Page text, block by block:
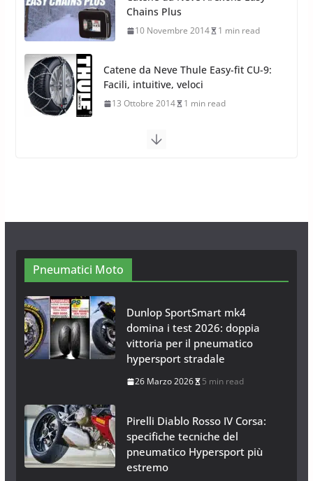
Facili, intuitive, veloci
13 Ottobre 2014 1 min read
Calze da Neve Arexocks by
Arexons
26 Ottobre 2013 1 min read
Calze da Neve per Auto 2025:
26 Gennaio 2017
Pneumatici Moto
Dunlop SportSmart mk4
domina i test 2026: doppia
vittoria per il pneumatico
hypersport stradale
26 Marzo 2026 5 min read
Pirelli Diablo Rosso IV Corsa:
specifiche tecniche del
pneumatico Hypersport più
estremo